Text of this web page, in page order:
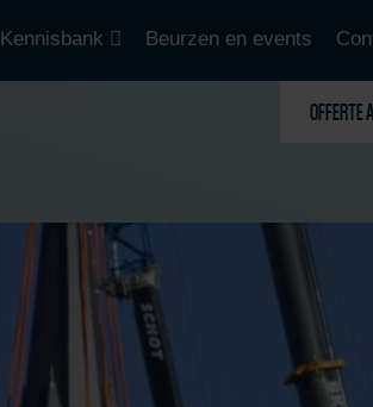
Kennisbank Beurzen en events
OFFERTE